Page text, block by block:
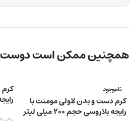
همچنین ممکن است دوست
ناموجود
کرم دست و بدن لاولی مومنت با
رایجه بلاروسی حجم ۲۰۰ میلی لیتر
رایجه